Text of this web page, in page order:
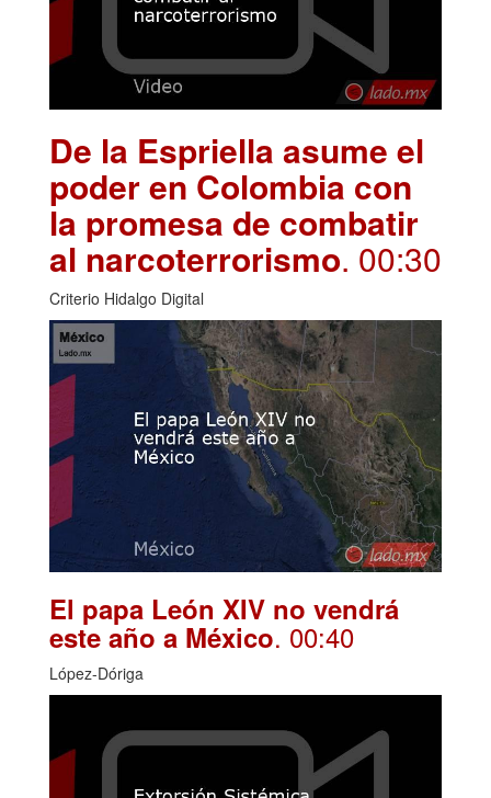
De la Espriella asume el
poder en Colombia con
la promesa de combatir
al narcoterrorismo. 00:30
Criterio Hidalgo Digital
El papa León XIV no vendrá
este año a México. 00:40
López-Dóriga